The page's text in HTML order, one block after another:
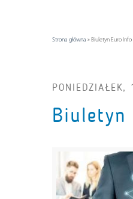
Strona główna » Biuletyn Euro Info
Biuletyn